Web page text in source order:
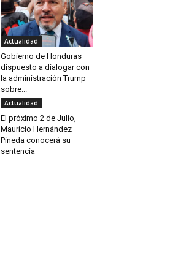
Actualidad
Gobierno de Honduras
dispuesto a dialogar con
la administración Trump
sobre...
Actualidad
El próximo 2 de Julio,
Mauricio Hernández
Pineda conocerá su
sentencia